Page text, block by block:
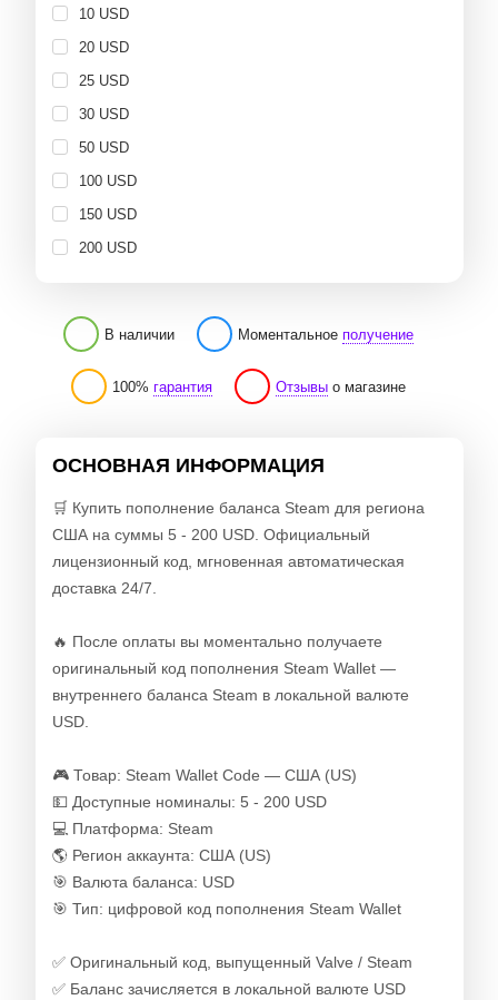
10 USD
20 USD
25 USD
30 USD
50 USD
100 USD
150 USD
200 USD
В наличии Моментальное получение
100% гарантия Отзывыо магазине
ОСНОВНАЯ ИНФОРМАЦИЯ
🛒 Купить пополнение баланса Steam для региона
США на суммы 5 - 200 USD. Официальный
лицензионный код, мгновенная автоматическая
доставка 24/7.
🔥 После оплаты вы моментально получаете
оригинальный код пополнения Steam Wallet —
внутреннего баланса Steam в локальной валюте
USD.
🎮 Товар: Steam Wallet Code — США (US)
💵 Доступные номиналы: 5 - 200 USD
💻 Платформа: Steam
🌎 Регион аккаунта: США (US)
🎯 Валюта баланса: USD
🎯 Тип: цифровой код пополнения Steam Wallet
✅ Оригинальный код, выпущенный Valve / Steam
✅ Баланс зачисляется в локальной валюте USD